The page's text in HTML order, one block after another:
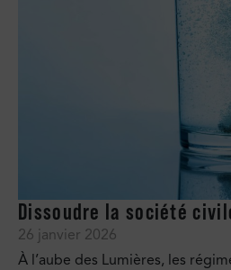
Dissoudre la société
26 janvier 2026
À l’aube des Lumières, les